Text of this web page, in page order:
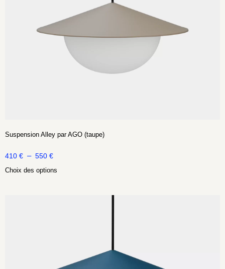
Suspension Alley par AGO (taupe)
410 € – 550 €
Choix des options